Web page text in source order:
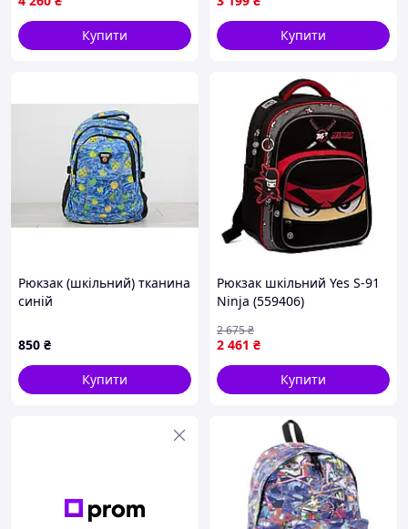
Купити
Купити
Рюкзак (шкільний) тканина
синій
bag 0253
850 ₴
Купити
Рюкзак шкільний Yes S-91
Ninja (559406)
2 461 ₴
2 675₴
Купити